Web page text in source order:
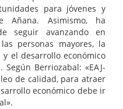
para jóvenes y
Asimismo, ha
seguir avanzando en
personas mayores, la
el desarrollo económico
Berriozabal: «EAJ-
de calidad, para atraer
económico debe ir